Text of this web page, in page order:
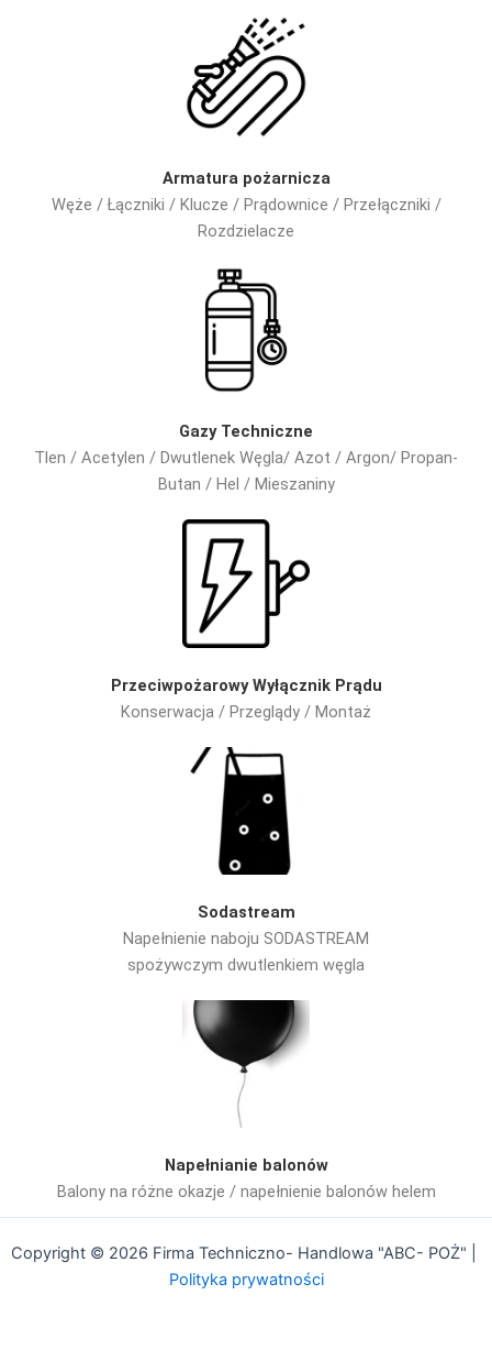
Armatura pożarnicza
Węże / Łączniki / Klucze / Prądownice / Przełączniki /
Rozdzielacze
Gazy Techniczne
Tlen / Acetylen / Dwutlenek Węgla/ Azot / Argon/ Propan-
Butan / Hel / Mieszaniny
Przeciwpożarowy Wyłącznik Prądu
Konserwacja / Przeglądy / Montaż
Sodastream
Napełnienie naboju SODASTREAM
spożywczym dwutlenkiem węgla
Napełnianie balonów
Balony na różne okazje / napełnienie balonów helem
Copyright © 2026 Firma Techniczno- Handlowa "ABC- POŻ" |
Polityka prywatności